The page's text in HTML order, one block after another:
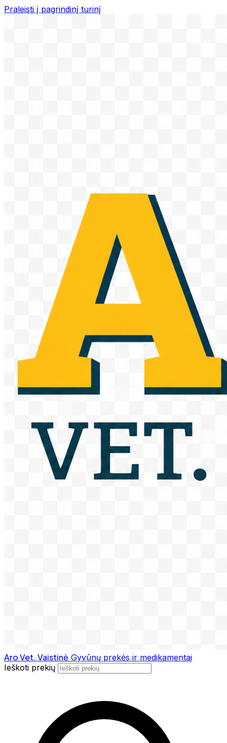
Praleisti į pagrindinį turinį
Aro Vet. Vaistinė Gyvūnų prekės ir medikamentai
Ieškoti prekių